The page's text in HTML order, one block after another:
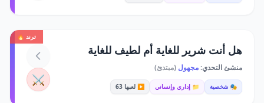
ترند 🔥
هل أنت شرير للغاية أم لطيف للغاية
منشئ التحدي:مجهول (مبتدئ)
🎭 شخصية 📁 إداري وإنساني ▶️ لعبها 63 ⚔️